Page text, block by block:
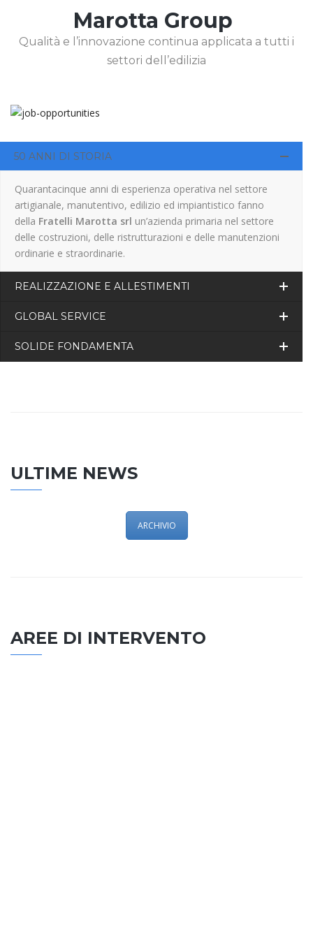
Marotta Group
Qualità e l’innovazione continua applicata a tutti i
settori dell’edilizia
50 ANNI DI STORIA
Quarantacinque anni di esperienza operativa nel settore
artigianale, manutentivo, edilizio ed impiantistico fanno
della Fratelli Marotta srl un’azienda primaria nel settore
delle costruzioni, delle ristrutturazioni e delle manutenzioni
ordinarie e straordinarie.
REALIZZAZIONE E ALLESTIMENTI
GLOBAL SERVICE
SOLIDE FONDAMENTA
ULTIME NEWS
ARCHIVIO
AREE DI INTERVENTO